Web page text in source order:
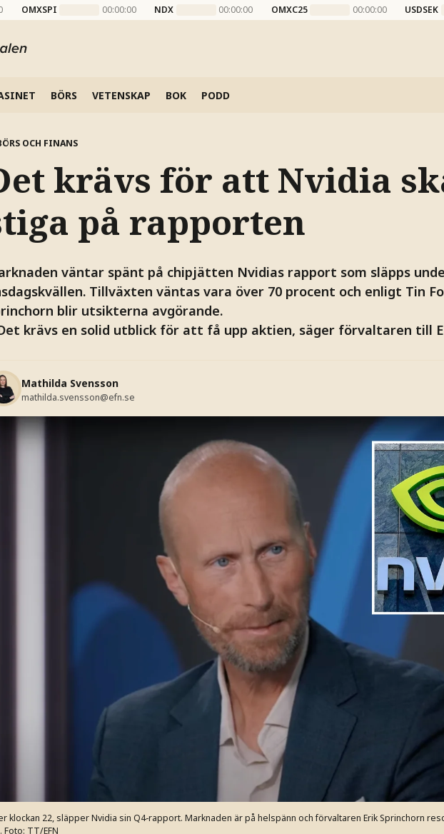
OMXSPI 00:00:00 NDX 00:00:00 OMXC25 00:00:00 USDSEK
BÖRS VETENSKAP BOK PODD
OCH FINANS
krävs för att Nvidia
på rapporten
väntar spänt på chipjätten Nvidias rapport som släpps
Tillväxten väntas vara över 70 procent och enligt Tin
blir utsikterna avgörande.
krävs en solid utblick för att få upp aktien, säger förvaltaren till
Mathilda Svensson
mathilda.svensson@efn.se
klockan 22, släpper Nvidia sin Q4-rapport. Marknaden är på helspänn och förvaltaren Erik Sprinchorn
Foto: TT/EFN